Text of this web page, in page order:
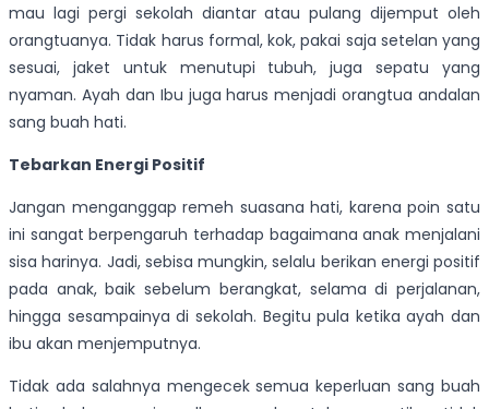
mau lagi pergi sekolah diantar atau pulang dijemput oleh
orangtuanya. Tidak harus formal, kok, pakai saja setelan yang
sesuai, jaket untuk menutupi tubuh, juga sepatu yang
nyaman. Ayah dan Ibu juga harus menjadi orangtua andalan
sang buah hati.
Tebarkan Energi Positif
Jangan menganggap remeh suasana hati, karena poin satu
ini sangat berpengaruh terhadap bagaimana anak menjalani
sisa harinya. Jadi, sebisa mungkin, selalu berikan energi positif
pada anak, baik sebelum berangkat, selama di perjalanan,
hingga sesampainya di sekolah. Begitu pula ketika ayah dan
ibu akan menjemputnya.
Tidak ada salahnya mengecek semua keperluan sang buah